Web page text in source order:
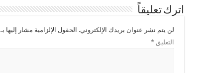
اترك تعليقاً
لن يتم نشر عنوان بريدك الإلكتروني. الحقول الإلزامية مشار إليها بـ
التعليق *